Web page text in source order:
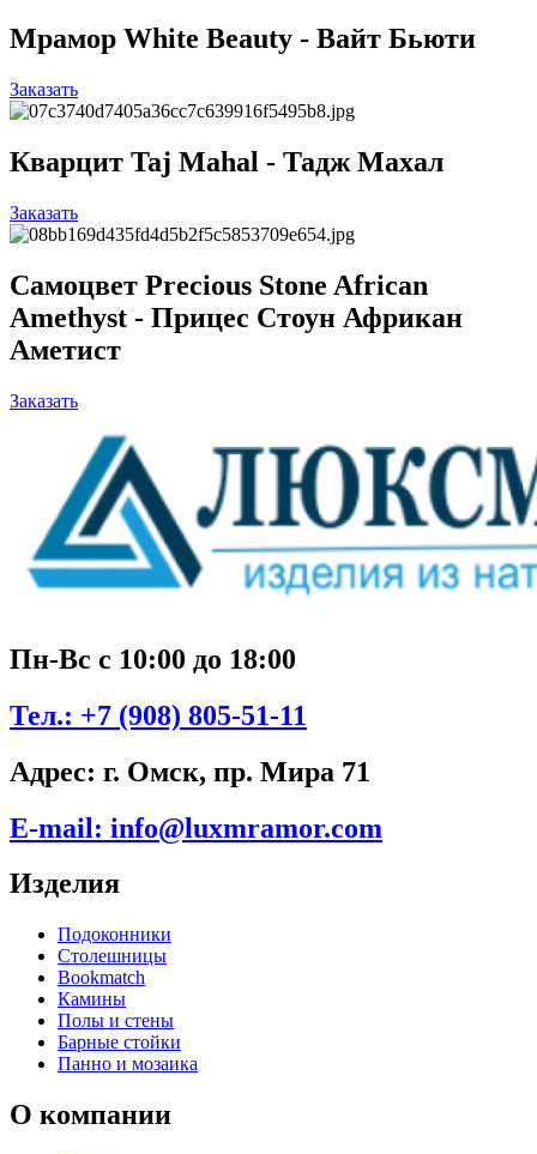
Мрамор White Beauty - Вайт Бьюти
Заказать
Кварцит Taj Mahal - Тадж Махал
Заказать
Самоцвет Precious Stone African
Amethyst - Прицес Стоун Африкан
Аметист
Заказать
Пн-Вс с 10:00 до 18:00
Тел.: +7 (908) 805-51-11
Адрес: г. Омск, пр. Мира 71
E-mail: info@luxmramor.com
Изделия
Подоконники
Столешницы
Bookmatch
Камины
Полы и стены
Барные стойки
Панно и мозаика
О компании